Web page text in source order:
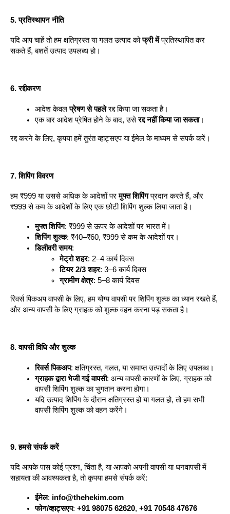
5. प्रतिस्थापन नीति
यदि आप चाहें तो हम क्षतिग्रस्त या गलत उत्पाद को फ्री में प्रतिस्थापित कर
सकते हैं, बशर्ते उत्पाद उपलब्ध हो।
6. रद्दीकरण
आदेश केवल प्रेषण से पहले रद्द किया जा सकता है।
एक बार आदेश प्रेषित होने के बाद, उसे रद्द नहीं किया जा सकता।
रद्द करने के लिए, कृपया हमें तुरंत व्हाट्सएप या ईमेल के माध्यम से संपर्क करें।
7. शिपिंग विवरण
हम ₹999 या उससे अधिक के आदेशों पर मुफ्त शिपिंग प्रदान करते हैं, और
₹999 से कम के आदेशों के लिए एक छोटी शिपिंग शुल्क लिया जाता है।
मुफ्त शिपिंग: ₹999 से ऊपर के आदेशों पर भारत में।
शिपिंग शुल्क: ₹40–₹60, ₹999 से कम के आदेशों पर।
डिलीवरी समय:
मेट्रो शहर: 2–4 कार्य दिवस
टियर 2/3 शहर: 3–6 कार्य दिवस
ग्रामीण क्षेत्र: 5–8 कार्य दिवस
रिवर्स पिकअप वापसी के लिए, हम योग्य वापसी पर शिपिंग शुल्क का ध्यान रखते हैं,
और अन्य वापसी के लिए ग्राहक को शुल्क वहन करना पड़ सकता है।
8. वापसी विधि और शुल्क
रिवर्स पिकअप: क्षतिग्रस्त, गलत, या समाप्त उत्पादों के लिए उपलब्ध।
ग्राहक द्वारा भेजी गई वापसी: अन्य वापसी कारणों के लिए, ग्राहक को
वापसी शिपिंग शुल्क का भुगतान करना होगा।
यदि उत्पाद शिपिंग के दौरान क्षतिग्रस्त हो या गलत हो, तो हम सभी
वापसी शिपिंग शुल्क को वहन करेंगे।
9. हमसे संपर्क करें
यदि आपके पास कोई प्रश्न, चिंता है, या आपको अपनी वापसी या धनवापसी में
सहायता की आवश्यकता है, तो कृपया हमसे संपर्क करें:
ईमेल: info@thehekim.com
फोन/व्हाट्सएप: +91 98075 62620, +91 70548 47676